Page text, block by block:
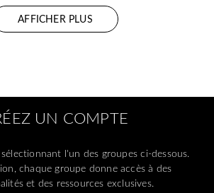
AFFICHER PLUS
UN COMPTE
l'un des groupes ci-dessous.
chaque groupe donne accès à des
et des ressources exclusives.